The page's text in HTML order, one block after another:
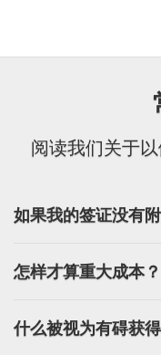
阅读我们关于
如果我的签证没有
PIC 4005，这样
签证。
怎样才算重大成本？
康状况超过了这
什么被视为有碍获